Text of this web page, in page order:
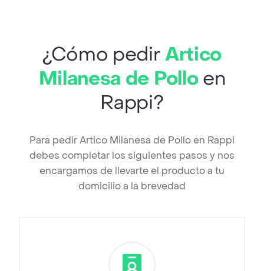
¿Cómo pedirArtico
Milanesa de Polloen
Rappi?
Para pedir Artico Milanesa de Pollo en Rappi
debes completar los siguientes pasos y nos
encargamos de llevarte el producto a tu
domicilio a la brevedad